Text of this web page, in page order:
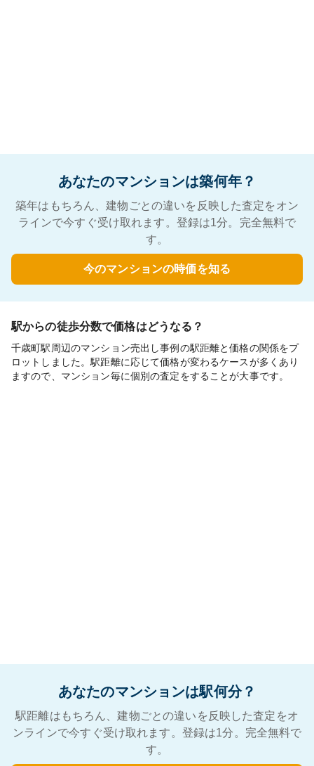
あなたのマンションは築何年？
築年はもちろん、建物ごとの違いを反映した査定をオン
ラインで今すぐ受け取れます。登録は1分。完全無料で
す。
今のマンションの時価を知る
駅からの徒歩分数で価格はどうなる？
千歳町駅周辺のマンション売出し事例の駅距離と価格の関係をプ
ロットしました。駅距離に応じて価格が変わるケースが多くあり
ますので、マンション毎に個別の査定をすることが大事です。
あなたのマンションは駅何分？
駅距離はもちろん、建物ごとの違いを反映した査定をオ
ンラインで今すぐ受け取れます。登録は1分。完全無料で
す。